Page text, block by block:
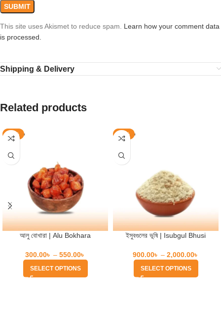
This site uses Akismet to reduce spam. Learn how your comment data
is processed.
Shipping & Delivery
Related products
-20%
আলু বোখারা | Alu Bokhara
300.00৳ – 550.00৳
SELECT OPTIONS
-21%
ইসুবগুলের ভূষি | Isubgul Bhusi
900.00৳ – 2,000.00৳
SELECT OPTIONS